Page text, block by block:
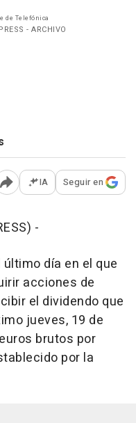
de Telefónica
- ARCHIVO
Abrir opciones para
IA Seguir en
-
día en el que
acciones de
el dividendo que
jueves, 19 de
brutos por
por la